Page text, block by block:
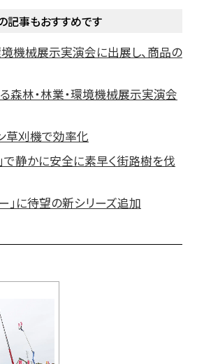
記事もおすすめです
境機械展示実演会に出展し、商品の
森林・林業・環境機械展示実演会
草刈機で効率化
で静かに安全に素早く街路樹を伐
」に待望の新シリーズ追加